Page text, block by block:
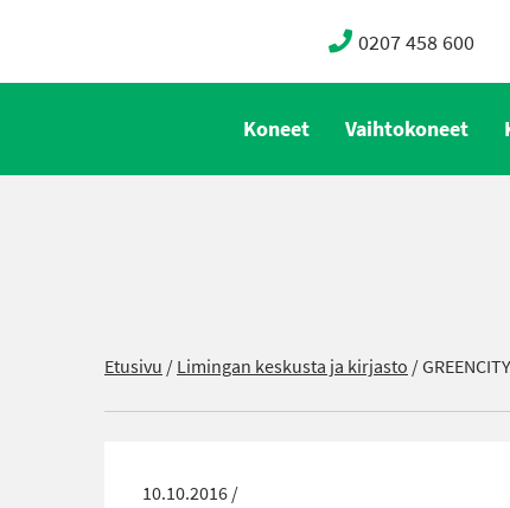
0207 458 600
Koneet Vaihtokoneet
Etusivu /Limingan keskusta ja kirjasto /
10.10.2016 /